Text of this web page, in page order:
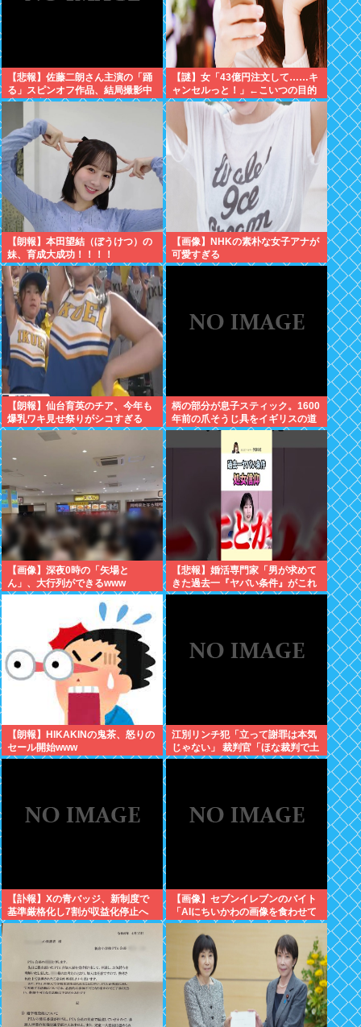
【悲報】佐藤二朗さん主演の「踊
る」スピンオフ作品、結局撮影中
止が決定www
【謎】女「43億円注文して……キ
ャンセルっと！」←こいつの目的
ｗ
【朗報】本田望結（ぼうけつ）の
妹、育成大成功！！！！
【画像】NHKの素朴な女子アナが
可愛すぎる
【朗報】仙台育英のチア、今年も
爆乳ワキ見せ祭りがシコすぎる
柄の部分が息子スティック。1600
年前の爪そうじ具をイギリスの道
路工事現場で発見
【画像】深夜0時の「矢場と
ん」、大行列ができるwww
【悲報】婚活専門家「男が求めて
きた過去一『ヤバい条件』がこれ
ｗ」
【朗報】HIKAKINの鬼茶、怒りの
セール開始www
江別リンチ犯「立って謝罪は本気
じゃない」 裁判官「ほな裁判で土
下座してないキミは本気じゃない
【訃報】Xの青バッジ、新制度で
基準厳格化し7割が収益化停止へ
wmwmwmwmwmwmw
【画像】セブンイレブンのバイト
「AIにちいかわの画像を食わせて
っと…できた！」